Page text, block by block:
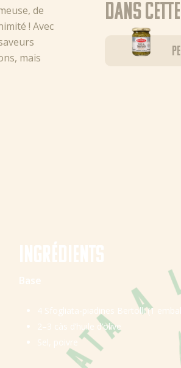
de
! Avec
mais
Dans
Ingrédients
Base
4 Sfogliata-piadines Bertolli(1
2–3 càs d’huile d’olive
Sel, poivre